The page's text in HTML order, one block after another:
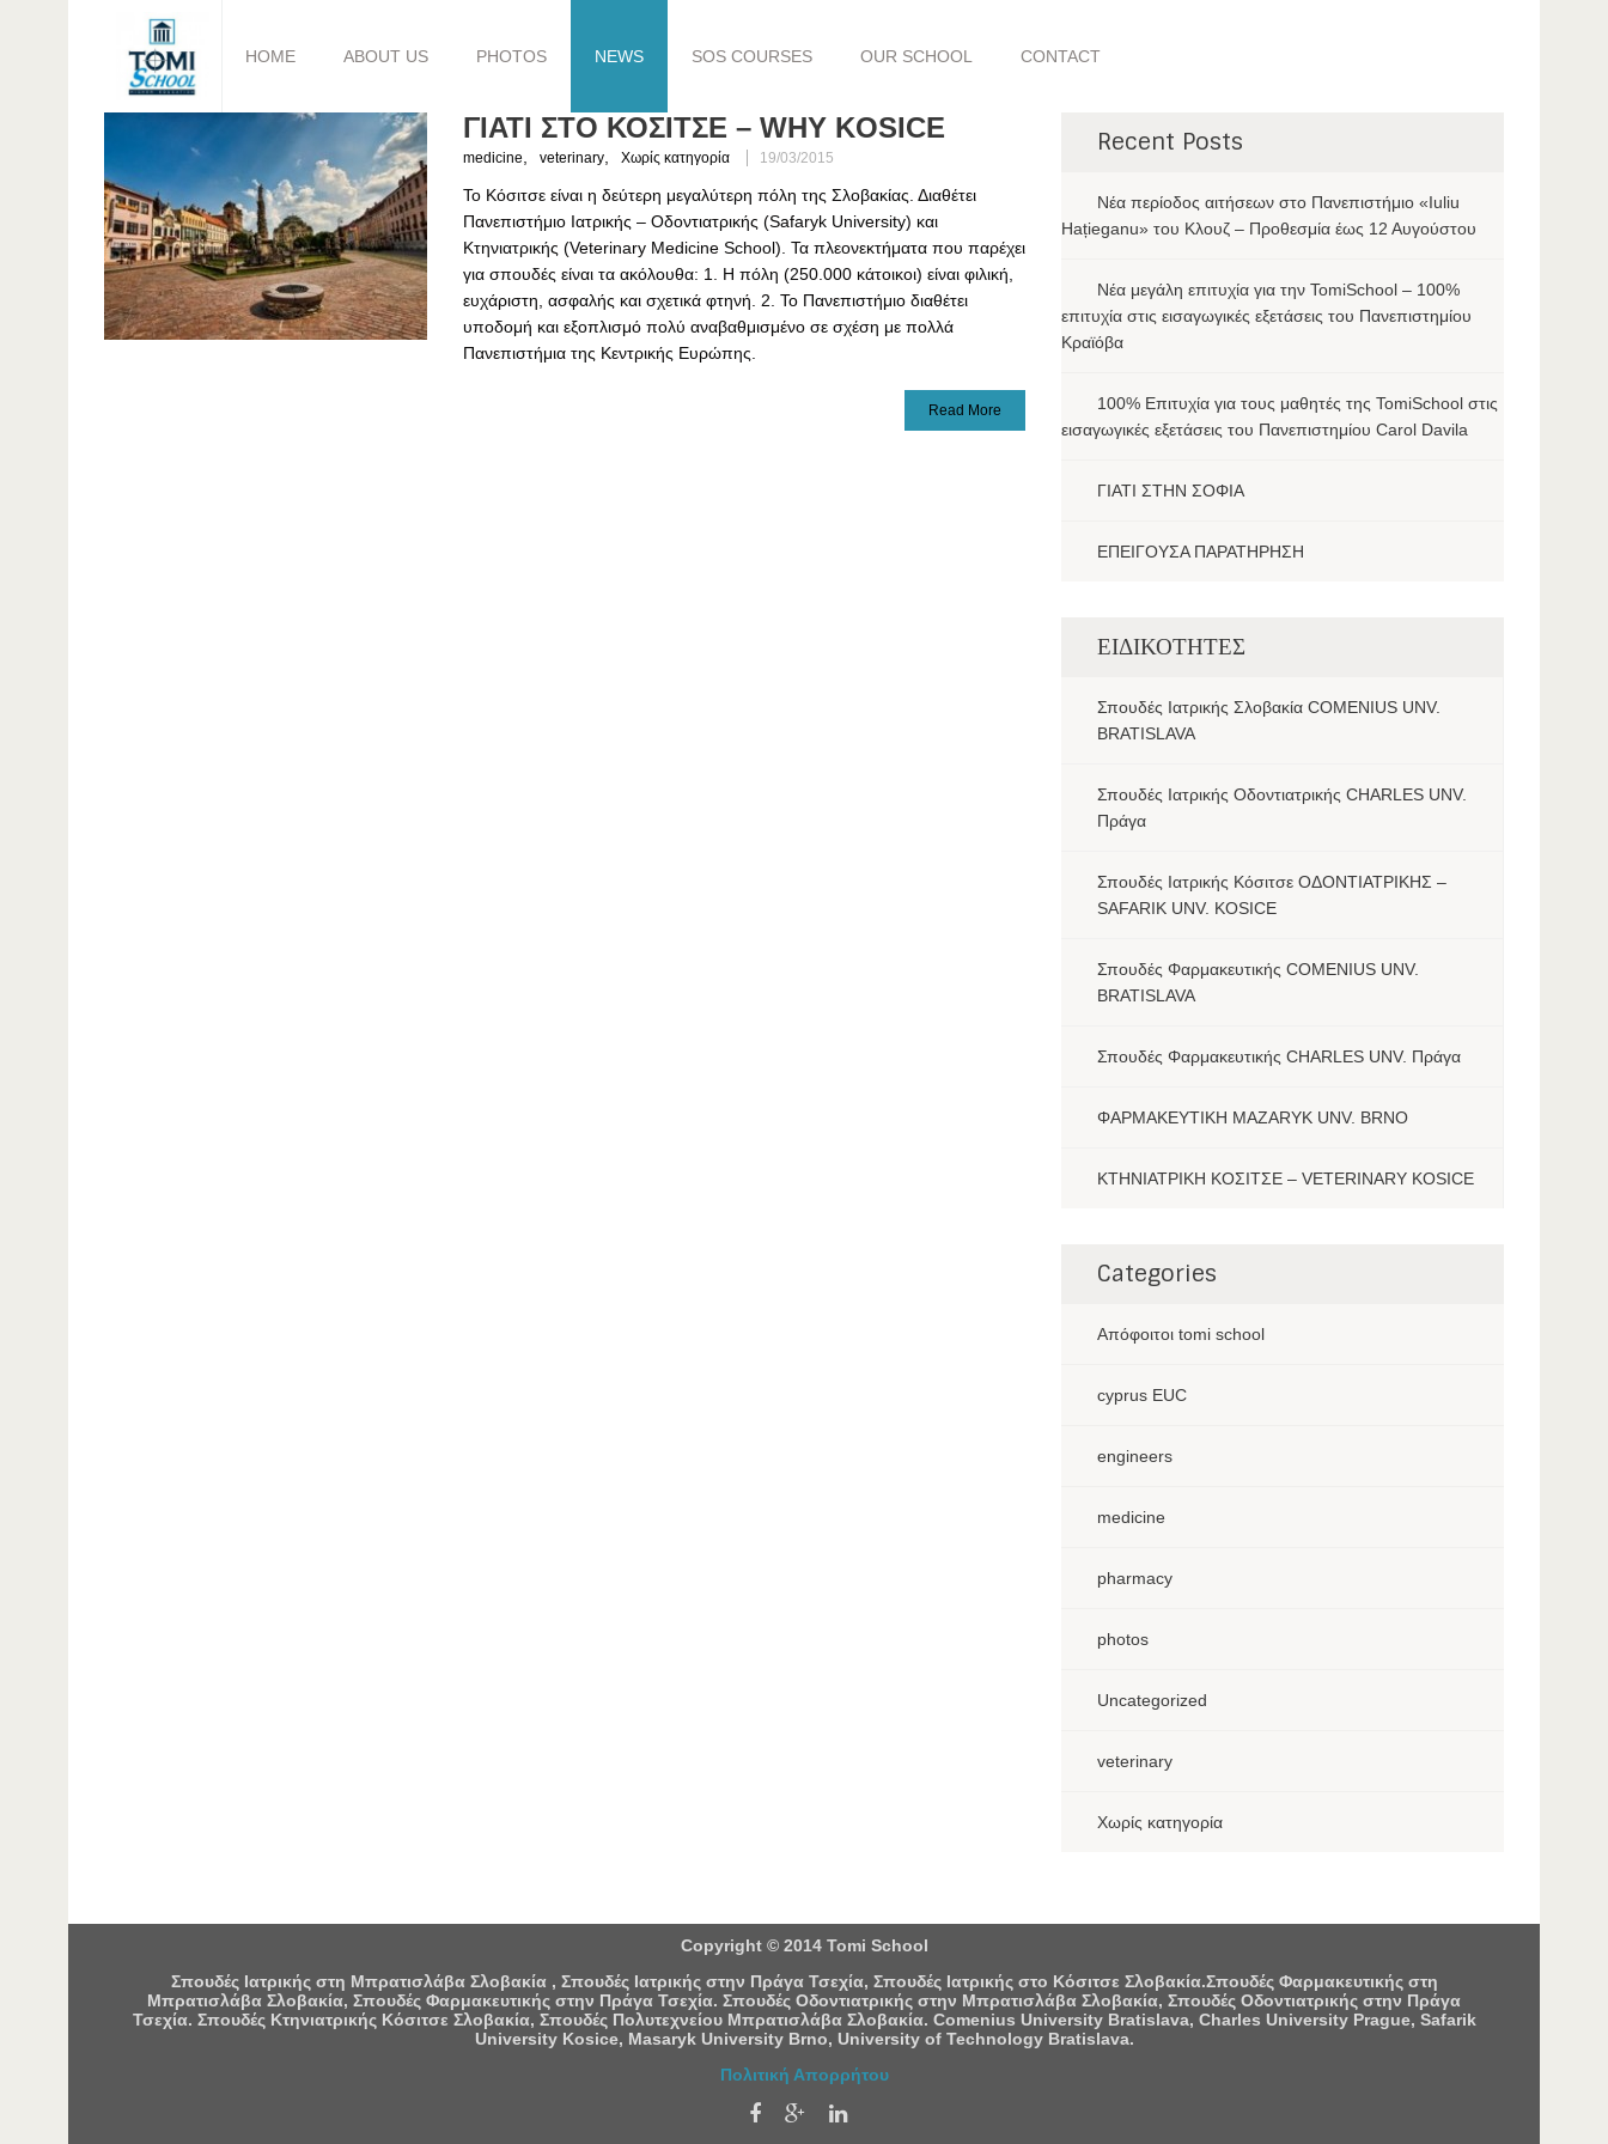
HOME ABOUT US PHOTOS NEWS SOS COURSES OUR SCHOOL CONTACT
ΓΙΑΤΙ ΣΤΟ ΚΟΣΙΤΣΕ – WHY KOSICE
medicine veterinary, Χωρίς κατηγορία 19/03/2015
Το Κόσιτσε είναι η δεύτερη μεγαλύτερη πόλη της Σλοβακίας. Διαθέτει
Πανεπιστήμιο Ιατρικής – Οδοντιατρικής (Safaryk University) και
Κτηνιατρικής (Veterinary Medicine School). Τα πλεονεκτήματα που παρέχει
για σπουδές είναι τα ακόλουθα: 1. Η πόλη (250.000 κάτοικοι) είναι φιλική,
ευχάριστη, ασφαλής και σχετικά φτηνή. 2. Το Πανεπιστήμιο διαθέτει
υποδομή και εξοπλισμό πολύ αναβαθμισμένο σε σχέση με πολλά
Πανεπιστήμια της Κεντρικής Ευρώπης.
Read More
Recent Posts
Νέα περίοδος αιτήσεων στο Πανεπιστήμιο «Iuliu
Hațieganu» του Κλουζ – Προθεσμία έως 12 Αυγούστου
Νέα μεγάλη επιτυχία για την TomiSchool – 100%
επιτυχία στις εισαγωγικές εξετάσεις του Πανεπιστημίου
Κραϊόβα
100% Επιτυχία για τους μαθητές της TomiSchool στις
εισαγωγικές εξετάσεις του Πανεπιστημίου Carol Davila
ΓΙΑΤΙ ΣΤΗΝ ΣΟΦΙΑ
ΕΠΕΙΓΟΥΣΑ ΠΑΡΑΤΗΡΗΣΗ
ΕΙΔΙΚΟΤΗΤΕΣ
Σπουδές Ιατρικής Σλοβακία COMENIUS UNV.
BRATISLAVA
Σπουδές Ιατρικής Οδοντιατρικής CHARLES UNV.
Πράγα
Σπουδές Ιατρικής Κόσιτσε ΟΔΟΝΤΙΑΤΡΙΚΗΣ –
SAFARIK UNV. KOSICE
Σπουδές Φαρμακευτικής COMENIUS UNV.
BRATISLAVA
Σπουδές Φαρμακευτικής CHARLES UNV. Πράγα
ΦΑΡΜΑΚΕΥΤΙΚΗ MAZARYK UNV. BRNO
ΚΤΗΝΙΑΤΡΙΚΗ ΚΟΣΙΤΣΕ – VETERINARY KOSICE
Categories
Aπόφοιτοι tomi school
cyprus EUC
engineers
medicine
pharmacy
photos
Uncategorized
veterinary
Χωρίς κατηγορία
Copyright © 2014 Tomi School
Σπουδές Ιατρικής στη Μπρατισλάβα Σλοβακία , Σπουδές Ιατρικής στην Πράγα Τσεχία, Σπουδές Ιατρικής στο Κόσιτσε Σλοβακία.Σπουδές Φαρμακευτικής στη
Μπρατισλάβα Σλοβακία, Σπουδές Φαρμακευτικής στην Πράγα Τσεχία. Σπουδές Οδοντιατρικής στην Μπρατισλάβα Σλοβακία, Σπουδές Οδοντιατρικής στην Πράγα
Τσεχία. Σπουδές Κτηνιατρικής Κόσιτσε Σλοβακία, Σπουδές Πολυτεχνείου Μπρατισλάβα Σλοβακία. Comenius University Bratislava, Charles University Prague, Safarik
University Kosice, Masaryk University Brno, University of Technology Bratislava.
Πολιτική Απορρήτου